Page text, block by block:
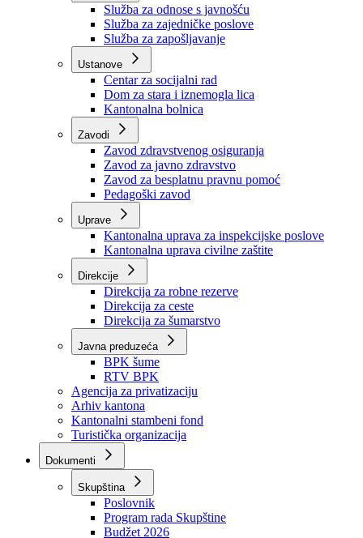
Organizacije
Službe
Služba za odnose s javnošću
Služba za zajedničke poslove
Služba za zapošljavanje
Ustanove
Centar za socijalni rad
Dom za stara i iznemogla lica
Kantonalna bolnica
Zavodi
Zavod zdravstvenog osiguranja
Zavod za javno zdravstvo
Zavod za besplatnu pravnu pomoć
Pedagoški zavod
Kantonalna uprava za inspekcijske poslove
Kantonalna uprava civilne zaštite
Direkcije
Direkcija za robne rezerve
Direkcija za ceste
Direkcija za šumarstvo
Javna preduzeća
BPK šume
RTV BPK
Agencija za privatizaciju
Arhiv kantona
Kantonalni stambeni fond
Turistička organizacija
Dokumenti
Skupština